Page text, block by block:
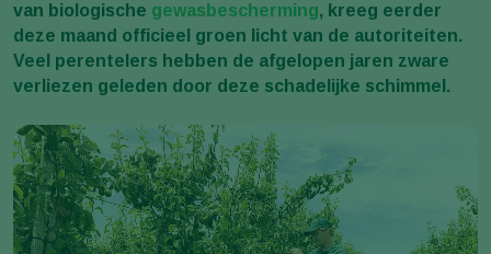
van biologische gewasbescherming, kreeg eerder
deze maand officieel groen licht van de autoriteiten.
Veel perentelers hebben de afgelopen jaren zware
verliezen geleden door deze schadelijke schimmel.